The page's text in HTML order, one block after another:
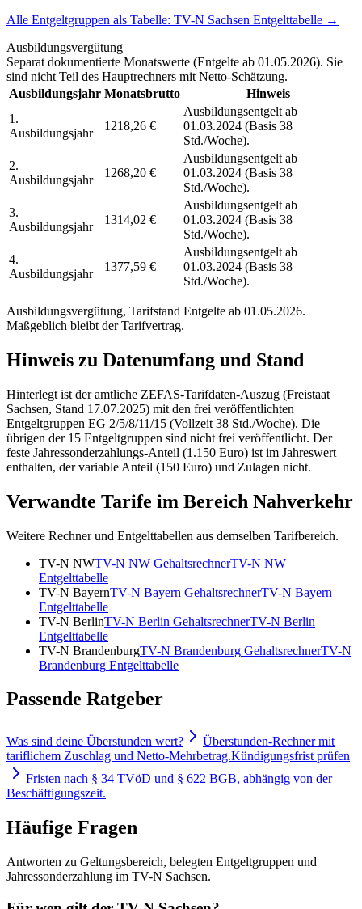
Alle Entgeltgruppen als Tabelle: TV-N Sachsen Entgelttabelle →
Ausbildungsvergütung
Separat dokumentierte Monatswerte (Entgelte ab 01.05.2026). Sie
sind nicht Teil des Hauptrechners mit Netto-Schätzung.
Ausbildungsjahr Monatsbrutto
Hinweis
1.
Ausbildungsjahr
1218,26 €
Ausbildungsentgelt ab
01.03.2024 (Basis 38
Std./Woche).
2.
Ausbildungsjahr
1268,20 €
Ausbildungsentgelt ab
01.03.2024 (Basis 38
Std./Woche).
3.
Ausbildungsjahr
1314,02 €
Ausbildungsentgelt ab
01.03.2024 (Basis 38
Std./Woche).
4.
Ausbildungsjahr
1377,59 €
Ausbildungsentgelt ab
01.03.2024 (Basis 38
Std./Woche).
Ausbildungsvergütung, Tarifstand Entgelte ab 01.05.2026.
Maßgeblich bleibt der Tarifvertrag.
Hinweis zu Datenumfang und Stand
Hinterlegt ist der amtliche ZEFAS-Tarifdaten-Auszug (Freistaat
Sachsen, Stand 17.07.2025) mit den frei veröffentlichten
Entgeltgruppen EG 2/5/8/11/15 (Vollzeit 38 Std./Woche). Die
übrigen der 15 Entgeltgruppen sind nicht frei veröffentlicht. Der
feste Jahressonderzahlungs-Anteil (1.150 Euro) ist im Jahreswert
enthalten, der variable Anteil (150 Euro) und Zulagen nicht.
Verwandte Tarife im Bereich Nahverkehr
Weitere Rechner und Entgelttabellen aus demselben Tarifbereich.
TV-N NWTV-N NW GehaltsrechnerTV-N NW
Entgelttabelle
TV-N BayernTV-N Bayern GehaltsrechnerTV-N Bayern
Entgelttabelle
TV-N BerlinTV-N Berlin GehaltsrechnerTV-N Berlin
Entgelttabelle
TV-N BrandenburgTV-N Brandenburg GehaltsrechnerTV-N
Brandenburg Entgelttabelle
Passende Ratgeber
Was sind deine Überstunden wert?
Überstunden-Rechner mit
tariflichem Zuschlag und Netto-Mehrbetrag.Kündigungsfrist prüfen
Fristen nach § 34 TVöD und § 622 BGB, abhängig von der
Beschäftigungszeit.
Häufige Fragen
Antworten zu Geltungsbereich, belegten Entgeltgruppen und
Jahressonderzahlung im TV-N Sachsen.